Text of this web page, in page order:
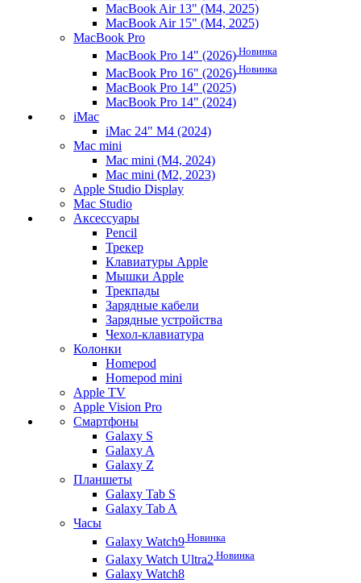
MacBook Air 13" (M4, 2025)
MacBook Air 15" (M4, 2025)
MacBook Pro
MacBook Pro 14" (2026) Новинка
MacBook Pro 16" (2026) Новинка
MacBook Pro 14" (2025)
MacBook Pro 14" (2024)
iMac
iMac 24" M4 (2024)
Mac mini
Mac mini (M4, 2024)
Mac mini (M2, 2023)
Apple Studio Display
Mac Studio
Аксессуары
Pencil
Трекер
Клавиатуры Apple
Мышки Apple
Трекпады
Зарядные кабели
Зарядные устройства
Чехол-клавиатура
Колонки
Homepod
Homepod mini
Apple TV
Apple Vision Pro
Смартфоны
Galaxy S
Galaxy A
Galaxy Z
Планшеты
Galaxy Tab S
Galaxy Tab A
Часы
Galaxy Watch9 Новинка
Galaxy Watch Ultra2 Новинка
Galaxy Watch8